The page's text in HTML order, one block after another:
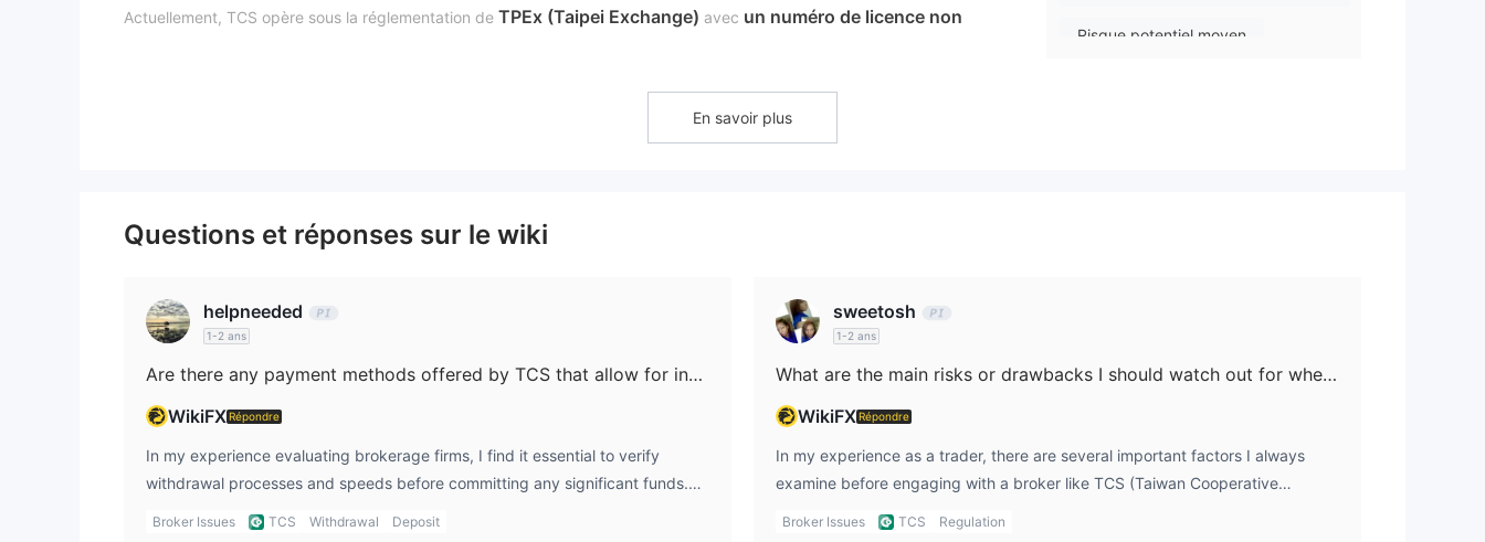
Actuellement, TCS opère sous la réglementation de TPEx (Taipei Exchange) avec un numéro de licence non
Risque potentiel moyen
En savoir plus
Questions et réponses sur le wiki
helpneeded
1-2 ans
Are there any payment methods offered by TCS that allow for instant withdrawals?
WikiFXRépondre
In my experience evaluating brokerage firms, I find it essential to verify
withdrawal processes and speeds before committing any significant funds.
With TCS (Taiwan Cooperative Securities), there is a notable lack of published
Broker Issues TCS Withdrawal
Deposit
sweetosh
1-2 ans
What are the main risks or drawbacks I should watch out for when using TCS?
WikiFXRépondre
In my experience as a trader, there are several important factors I always
examine before engaging with a broker like TCS (Taiwan Cooperative
Securities). While TCS is regulated under the Taipei Exchange (TPEx) in
Broker Issues TCS
Regulation